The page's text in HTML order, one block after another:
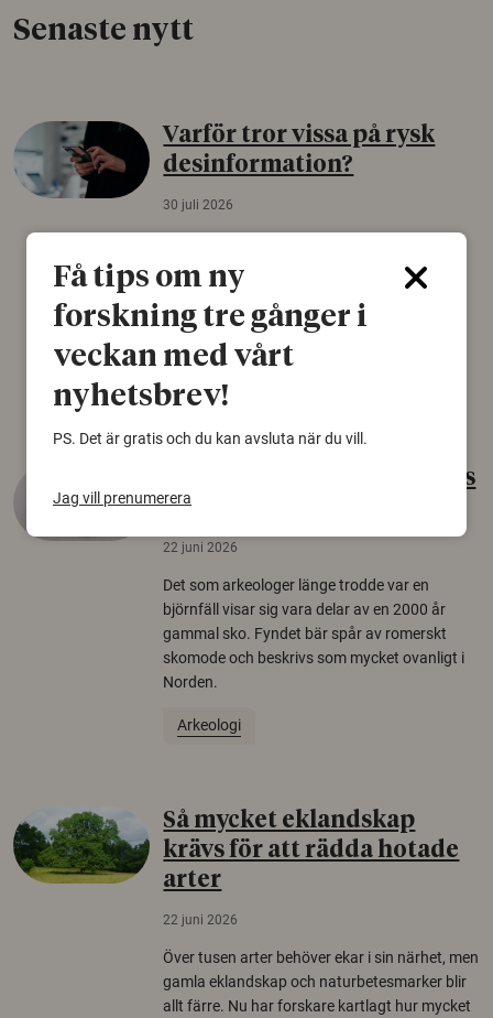
Senaste nytt
Varför tror vissa på rysk
desinformation?
30 juli 2026
konspirationsteorier är ofta mer mottagliga
för rysk desinformation. Det visar en studie
från Försvarshögskolan med deltagare i fyra
europeiska länder.
Säkerhetspolitik
Gammalt skinn var Sveriges
äldsta sko
22 juni 2026
Det som arkeologer länge trodde var en
björnfäll visar sig vara delar av en 2000 år
gammal sko. Fyndet bär spår av romerskt
skomode och beskrivs som mycket ovanligt i
Norden.
Arkeologi
Så mycket eklandskap
krävs för att rädda hotade
arter
22 juni 2026
Över tusen arter behöver ekar i sin närhet, men
gamla eklandskap och naturbetesmarker blir
allt färre. Nu har forskare kartlagt hur mycket
Få tips om ny
forskning tre gånger i
veckan med vårt
nyhetsbrev!
PS. Det är gratis och du kan avsluta när du vill.
Jag vill prenumerera